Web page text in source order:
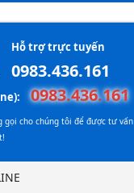
Hỗ trợ trực tuyến
0983.436.161
0983.436.161
gọi cho chúng tôi để được tư vấn